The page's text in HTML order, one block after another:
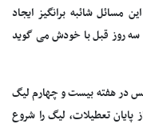
مسائل شائبه‌ برانگیز ایجاد
سه روز قبل با خودش می گوید
در هفته بیست و چهارم لیگ
پایان تعطیلات، لیگ را شروع